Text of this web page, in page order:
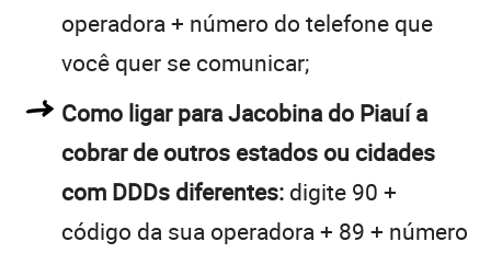
operadora + número do telefone que
você quer se comunicar;
Como ligar para Jacobina do Piauí a
cobrar de outros estados ou cidades
com DDDs diferentes: digite 90 +
código da sua operadora + 89 + número